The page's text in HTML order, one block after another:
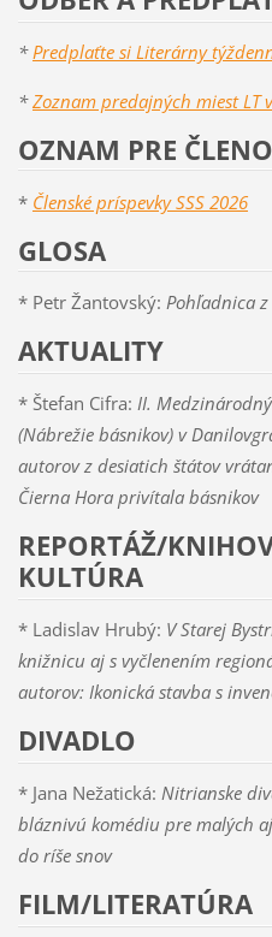
* Predplaťte si Literárny
*Zoznam predajných miest LT
OZNAM PRE
* Členské príspevky SSS 2026
GLOSA
* Petr Žantovský: Pohľadnica
AKTUALITY
* Štefan Cifra: II.
(Nábrežie básnikov) v
autorov z desiatich štátov
Čierna Hora privítala básnikov
REPORTÁŽ/
KULTÚRA
* Ladislav Hrubý: V Starej
knižnicu aj s vyčlenením
autorov: Ikonická stavba s
DIVADLO
* Jana Nežatická: Nitrianske
bláznivú komédiu pre malých
do ríše snov
FILM/LITERATÚRA